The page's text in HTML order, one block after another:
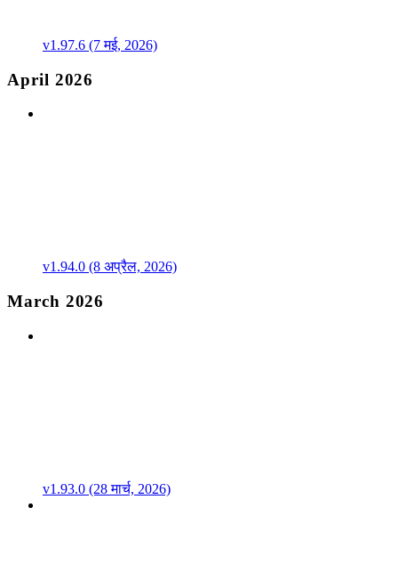
v1.97.6 (7 मई, 2026)
April 2026
v1.94.0 (8 अप्रैल, 2026)
March 2026
v1.93.0 (28 मार्च, 2026)